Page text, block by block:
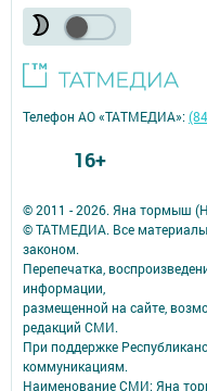
© 2011 - 2026. Яна тормыш
© ТАТМЕДИА. Все
законом.
Перепечатка,
информации,
размещенной на сайте,
редакций СМИ.
При поддержке
коммуникациям.
Наименование СМИ: Яна
Телефон АО «ТАТМЕДИА»:
16+